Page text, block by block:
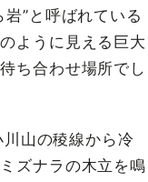
”と呼ばれている
ように見える巨大
ち合わせ場所でし
山の稜線から冷
ズナラの木立を鳴